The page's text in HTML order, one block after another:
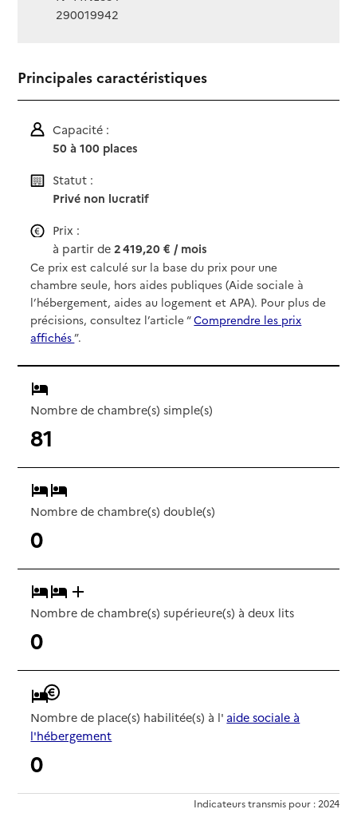
290019942
Principales caractéristiques
Capacité :
50 à 100 places
Statut :
Privé non lucratif
Prix :
à partir de2 419,20 € / mois
Ce prix est calculé sur la base du prix pour une
chambre seule, hors aides publiques (Aide sociale à
l’hébergement, aides au logement et APA). Pour plus de
précisions, consultez l’article “Comprendre les prix
affichés”.
Nombre de chambre(s) simple(s)
81
Nombre de chambre(s) double(s)
0
Nombre de chambre(s) supérieure(s) à deux lits
0
Nombre de place(s) habilitée(s) à l' aide sociale à
l'hébergement
0
Indicateurs transmis pour : 2024